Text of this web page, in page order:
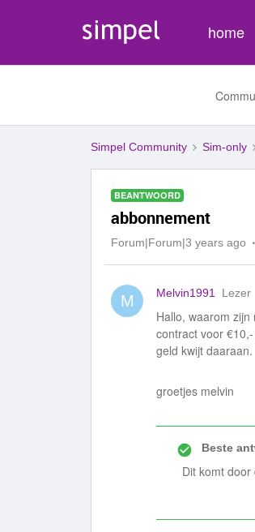
home
Simpel Community Sim-only
BEANTWOORD
abbonnement
Forum|Forum|3 years ago
M Melvin1991 Lezer
Hallo, waarom
contract voor
geld kwijt daaraan.
groetjes melvin
Beste
Dit komt